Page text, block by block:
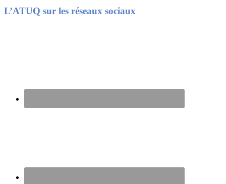
Footer
L’ATUQ sur les réseaux sociaux